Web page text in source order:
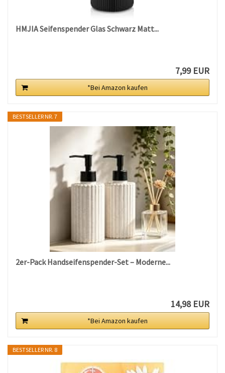
HMJIA Seifenspender Glas Schwarz Matt...
7,99 EUR
*Bei Amazon kaufen
BESTSELLER NR. 7
2er-Pack Handseifenspender-Set – Moderne...
14,98 EUR
*Bei Amazon kaufen
BESTSELLER NR. 8